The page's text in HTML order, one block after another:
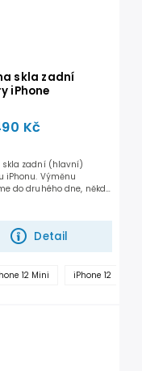
Pro Max iPhone 12 Mini
skla zadní
iPhone
Kč
Detail
skla zadní (hlavní)
iPhonu. Výměnu
do druhého dne, někdy
12 Mini iPhone 12